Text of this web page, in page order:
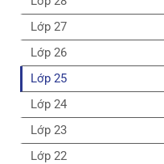
Lớp 27
Lớp 26
Lớp 25
Lớp 24
Lớp 23
Lớp 22